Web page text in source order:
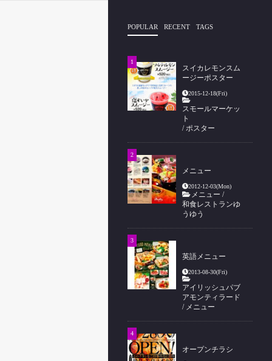
POPULAR RECENT TAGS
スイカレモンスム
ージーポスター
2015-12-18(Fri)
スモールマーケッ
ト
/ポスター
メニュー
2012-12-03(Mon)
メニュー /
和食レストランゆ
うゆう
英語メニュー
2013-08-30(Fri)
アイリッシュパブ
アモンティラード
/ メニュー
オープンチラシ